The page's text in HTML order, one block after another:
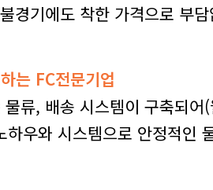
경기에도 착한 가격으로 부
는 FC전문기업
류, 배송 시스템이 구축되어
하우와 시스템으로 안정적인